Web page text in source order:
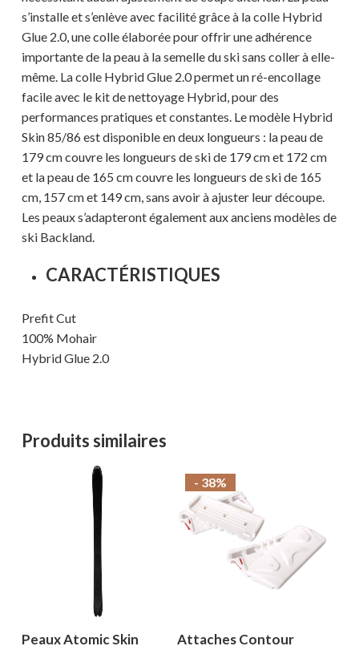
Votre panier est vide.
MAGASINER EN LIGNE
s’installe et s’enlève avec facilité grâce à la colle Hybrid
Glue 2.0, une colle élaborée pour offrir une adhérence
importante de la peau à la semelle du ski sans coller à elle-
même. La colle Hybrid Glue 2.0 permet un ré-encollage
facile avec le kit de nettoyage Hybrid, pour des
performances pratiques et constantes. Le modèle Hybrid
Skin 85/86 est disponible en deux longueurs : la peau de
179 cm couvre les longueurs de ski de 179 cm et 172 cm
et la peau de 165 cm couvre les longueurs de ski de 165
cm, 157 cm et 149 cm, sans avoir à ajuster leur découpe.
Les peaux s’adapteront également aux anciens modèles de
ski Backland.
CARACTÉRISTIQUES
Prefit Cut
100% Mohair
Hybrid Glue 2.0
Produits similaires
Peaux Atomic Skin
- 38%
Attaches Contour